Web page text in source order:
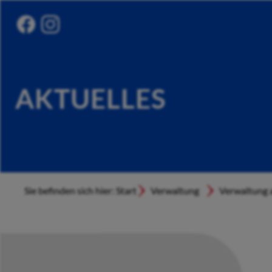
AKTUELLES
Sie befinden sich hier: Start Verwaltung Verwaltung